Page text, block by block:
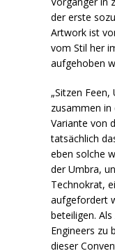
der erste
Artwork ist
vom Stil her
aufgehoben
„Sitzen
zusammen in
Variante von
tatsächlich
eben solche
der Umbra,
Technokrat,
aufgefordert
beteiligen.
Engineers zu
dieser